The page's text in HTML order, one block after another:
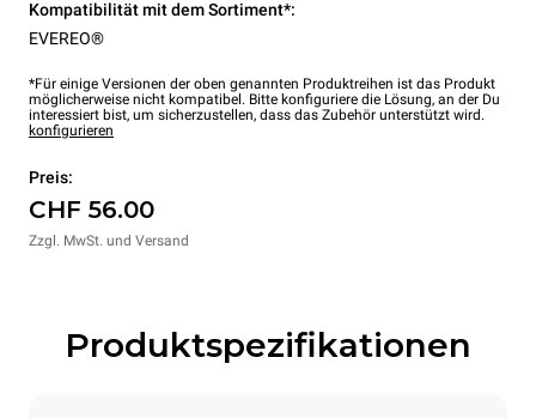
Kompatibilität mit dem Sortiment*:
EVEREO®
*Für einige Versionen der oben genannten Produktreihen ist das Produkt
möglicherweise nicht kompatibel. Bitte konfiguriere die Lösung, an der Du
interessiert bist, um sicherzustellen, dass das Zubehör unterstützt wird.
konfigurieren
Preis:
CHF 56.00
Zzgl. MwSt. und Versand
Produktspezifikationen